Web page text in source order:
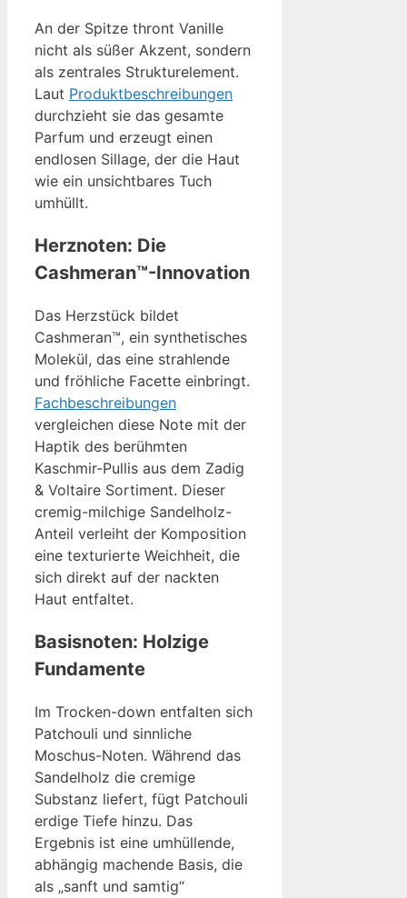
An der Spitze thront Vanille
nicht als süßer Akzent, sondern
als zentrales Strukturelement.
Laut Produktbeschreibungen
durchzieht sie das gesamte
Parfum und erzeugt einen
endlosen Sillage, der die Haut
wie ein unsichtbares Tuch
umhüllt.
Herznoten: Die
Cashmeran™-Innovation
Das Herzstück bildet
Cashmeran™, ein synthetisches
Molekül, das eine strahlende
und fröhliche Facette einbringt.
Fachbeschreibungen
vergleichen diese Note mit der
Haptik des berühmten
Kaschmir-Pullis aus dem Zadig
& Voltaire Sortiment. Dieser
cremig-milchige Sandelholz-
Anteil verleiht der Komposition
eine texturierte Weichheit, die
sich direkt auf der nackten
Haut entfaltet.
Basisnoten: Holzige
Fundamente
Im Trocken-down entfalten sich
Patchouli und sinnliche
Moschus-Noten. Während das
Sandelholz die cremige
Substanz liefert, fügt Patchouli
erdige Tiefe hinzu. Das
Ergebnis ist eine umhüllende,
abhängig machende Basis, die
als „sanft und samtig“